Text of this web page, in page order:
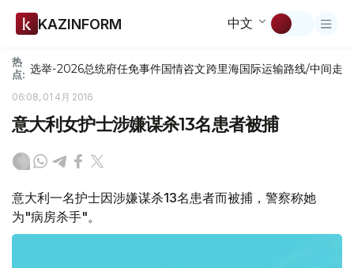
KAZINFORM 中文
热
点: 选举-2026总统府任免事件国情咨文跨里海国际运输路线/中间走廊
06:08, 01 4月 2016
意大利女护士涉嫌谋杀13名患者被捕
意大利一名护士因涉嫌谋杀13名患者而被捕，警察称她
为"病房杀手"。